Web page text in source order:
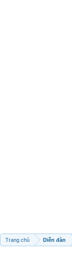
Trang chủ Diễn đàn